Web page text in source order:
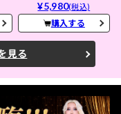
¥5,980(税込)
購入する
見る